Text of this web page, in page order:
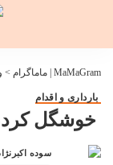
MaMaGram | ماماگرام >
بارداری و اقدام
خوشگل
ارسال
سوده